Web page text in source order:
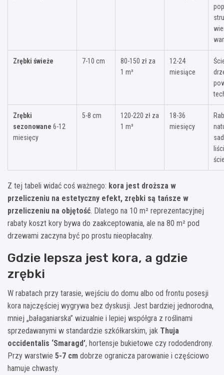
Zrębki świeże 7-10 cm
80-150 zł za
1 m³
12-24
miesiące
Zrębki
sezonowane 6-12
miesięcy
5-8 cm
120-220 zł za
1 m³
18-36
miesięcy
Z tej tabeli widać coś ważnego: kora jest droższa w
przeliczeniu na estetyczny efekt, zrębki są tańsze w
przeliczeniu na objętość. Dlatego na 10 m² reprezentacyjnej
rabaty koszt kory bywa do zaakceptowania, ale na 80 m² pod
drzewami zaczyna być po prostu nieopłacalny.
Gdzie lepsza jest kora, a gdzie
zrębki
W rabatach przy tarasie, wejściu do domu albo od frontu posesji
kora najczęściej wygrywa bez dyskusji. Jest bardziej jednorodna,
mniej „bałaganiarska” wizualnie i lepiej współgra z roślinami
sprzedawanymi w standardzie szkółkarskim, jak Thuja
occidentalis ‘Smaragd’, hortensje bukietowe czy rododendrony.
Przy warstwie 5-7 cm dobrze ogranicza parowanie i częściowo
hamuje chwasty.